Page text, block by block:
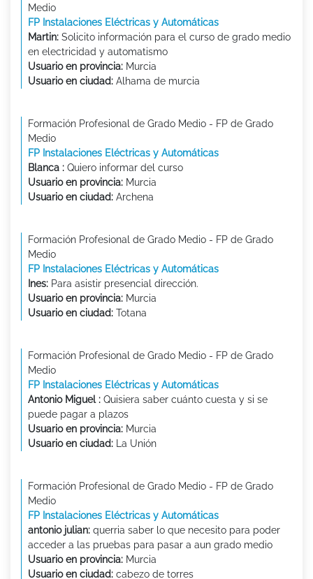
Medio
FP Instalaciones Eléctricas y Automáticas
Martin: Solicito información para el curso de grado medio
en electricidad y automatismo
Usuario en provincia: Murcia
Usuario en ciudad: Alhama de murcia
Formación Profesional de Grado Medio - FP de Grado
Medio
FP Instalaciones Eléctricas y Automáticas
Blanca : Quiero informar del curso
Usuario en provincia: Murcia
Usuario en ciudad: Archena
Formación Profesional de Grado Medio - FP de Grado
Medio
FP Instalaciones Eléctricas y Automáticas
Ines: Para asistir presencial dirección.
Usuario en provincia: Murcia
Usuario en ciudad: Totana
Formación Profesional de Grado Medio - FP de Grado
Medio
FP Instalaciones Eléctricas y Automáticas
Antonio Miguel : Quisiera saber cuánto cuesta y si se
puede pagar a plazos
Usuario en provincia: Murcia
Usuario en ciudad: La Unión
Formación Profesional de Grado Medio - FP de Grado
Medio
FP Instalaciones Eléctricas y Automáticas
antonio julian: querria saber lo que necesito para poder
acceder a las pruebas para pasar a aun grado medio
Usuario en provincia: Murcia
Usuario en ciudad: cabezo de torres